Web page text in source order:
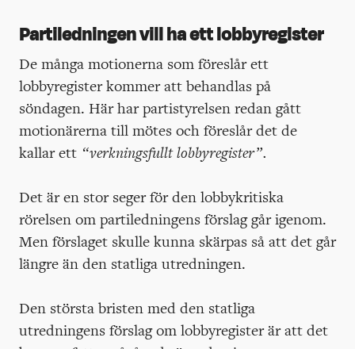
Partiledningen vill ha ett lobbyregister
De många motionerna som föreslår ett
lobbyregister kommer att behandlas på
söndagen. Här har partistyrelsen redan gått
motionärerna till mötes och föreslår det de
kallar ett “verkningsfullt lobbyregister”.
Det är en stor seger för den lobbykritiska
rörelsen om partiledningens förslag går igenom.
Men förslaget skulle kunna skärpas så att det går
längre än den statliga utredningen.
Den största bristen med den statliga
utredningens förslag om lobbyregister är att det